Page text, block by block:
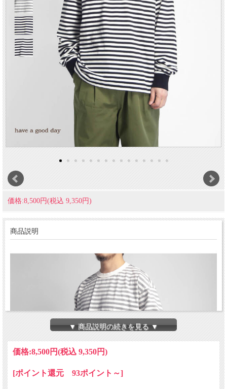
価格:8,500円(税込 9,350円)
商品説明
▼ 商品説明の続きを見る ▼
価格:8,500円(税込 9,350円)
[ポイント還元 93ポイント～]